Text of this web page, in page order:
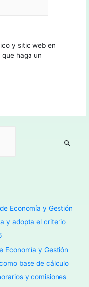
y sitio web en
haga un
Economía y Gestión
y adopta el criterio
Economía y Gestión
base de cálculo
y comisiones